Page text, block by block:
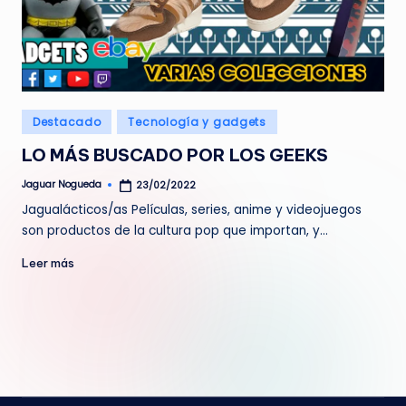
Publicado
en
Destacado Tecnología y gadgets
LO MÁS BUSCADO POR LOS GEEKS
Publicado
Jaguar Nogueda 23/02/2022
Jagualácticos/as Películas, series, anime y videojuegos
son productos de la cultura pop que importan, y…
Leer más